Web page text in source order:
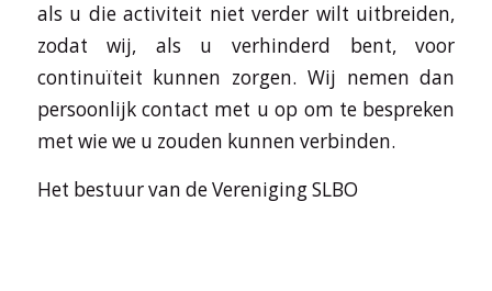
als u die activiteit niet verder wilt uitbreiden,
zodat wij, als u verhinderd bent, voor
continuïteit kunnen zorgen. Wij nemen dan
persoonlijk contact met u op om te bespreken
met wie we u zouden kunnen verbinden.
Het bestuur van de Vereniging SLBO